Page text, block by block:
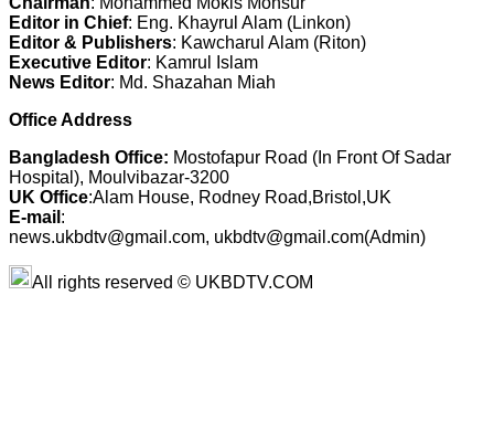
Editor in Chief: Eng. Khayrul Alam (Linkon)
Editor & Publishers: Kawcharul Alam (Riton)
Executive Editor: Kamrul Islam
News Editor: Md. Shazahan Miah
Office Address
Bangladesh Office: Mostofapur Road (In Front Of Sadar
Hospital), Moulvibazar-3200
UK Office:Alam House, Rodney Road,Bristol,UK
E-mail :
news.ukbdtv@gmail.com, ukbdtv@gmail.com(Admin)
All rights reserved © UKBDTV.COM